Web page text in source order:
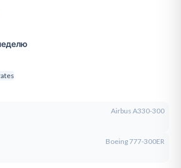
Airbus A330-300
Boeing 777-300ER